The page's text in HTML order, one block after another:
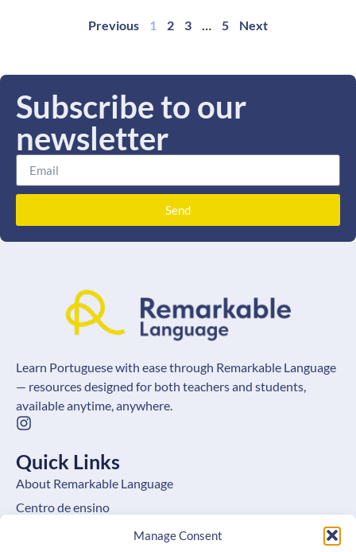
Manage Consent
Previous 1 2 3 … 5 Next
Subscribe to our
newsletter
Send
Learn Portuguese with ease through Remarkable Language
— resources designed for both teachers and students,
available anytime, anywhere.
Quick Links
About Remarkable Language
Centro de ensino